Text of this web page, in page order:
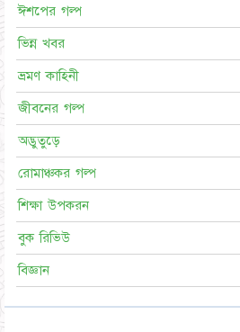
ঈশপের গল্প
ভিন্ন খবর
ভ্রমণ কাহিনী
জীবনের গল্প
অদ্ভুতুড়ে
রোমাঞ্চকর গল্প
শিক্ষা উপকরন
বুক রিভিউ
বিজ্ঞান